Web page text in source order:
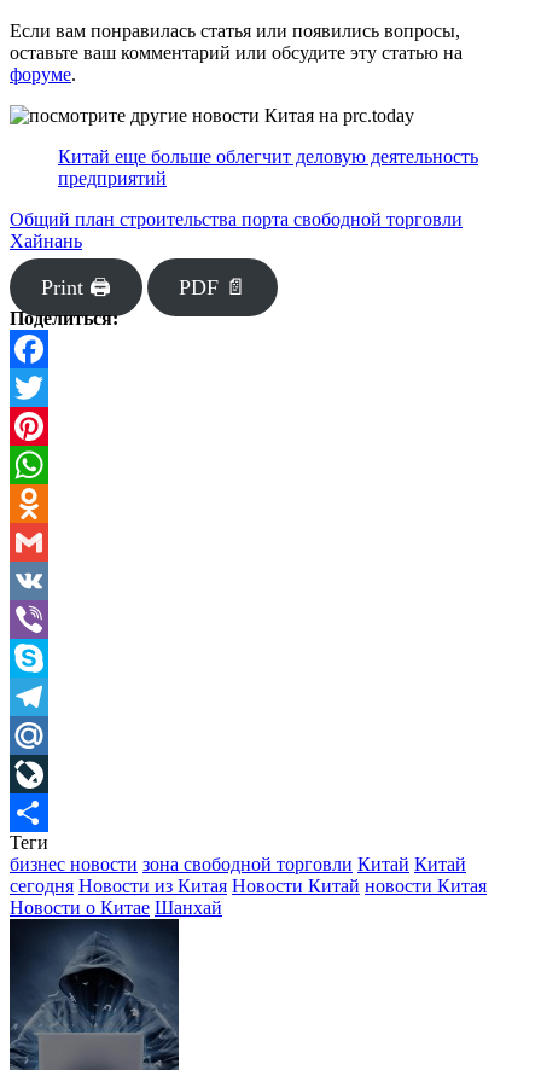
Если вам понравилась статья или появились вопросы,
оставьте ваш комментарий или обсудите эту статью на
форуме.
Китай еще больше облегчит деловую деятельность
предприятий
Общий план строительства порта свободной торговли
Хайнань
Print 🖨 PDF 📄
Поделиться:
Facebook
Twitter
Pinterest
WhatsApp
Odnoklassniki
Gmail
VK
Viber
Skype
Telegram
Mail.Ru
LiveJournal
Отправить
Теги
бизнес новости зона свободной торговли Китай Китай
сегодня Новости из Китая Новости Китай новости Китая
Новости о Китае Шанхай